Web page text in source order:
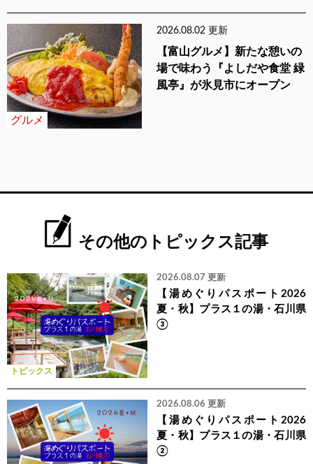
グルメ
2026.08.02 更新
【富山グルメ】新たな憩いの
場で味わう『よしだや食堂 緑
風亭』が氷見市にオープン
その他のトピックス記事
トピックス
2026.08.07 更新
【湯めぐりパスポート2026
夏・秋】プラス１の湯・石川県
③
2026.08.06 更新
【湯めぐりパスポート2026
夏・秋】プラス１の湯・石川県
②